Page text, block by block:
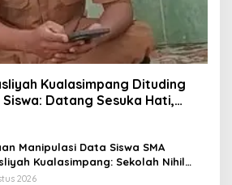
Kualasimpang Dituding
Datang Sesuka Hati,
ke Guru & Pesantren
Manipulasi Data Siswa SMA
Kualasimpang: Sekolah Nihil
Tapi Terima Dana BOS & Paket
2026